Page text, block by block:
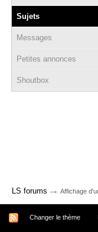
Sujets
Messages
Petites annonces
Shoutbox
LS forums → Affichage
Changer le thème